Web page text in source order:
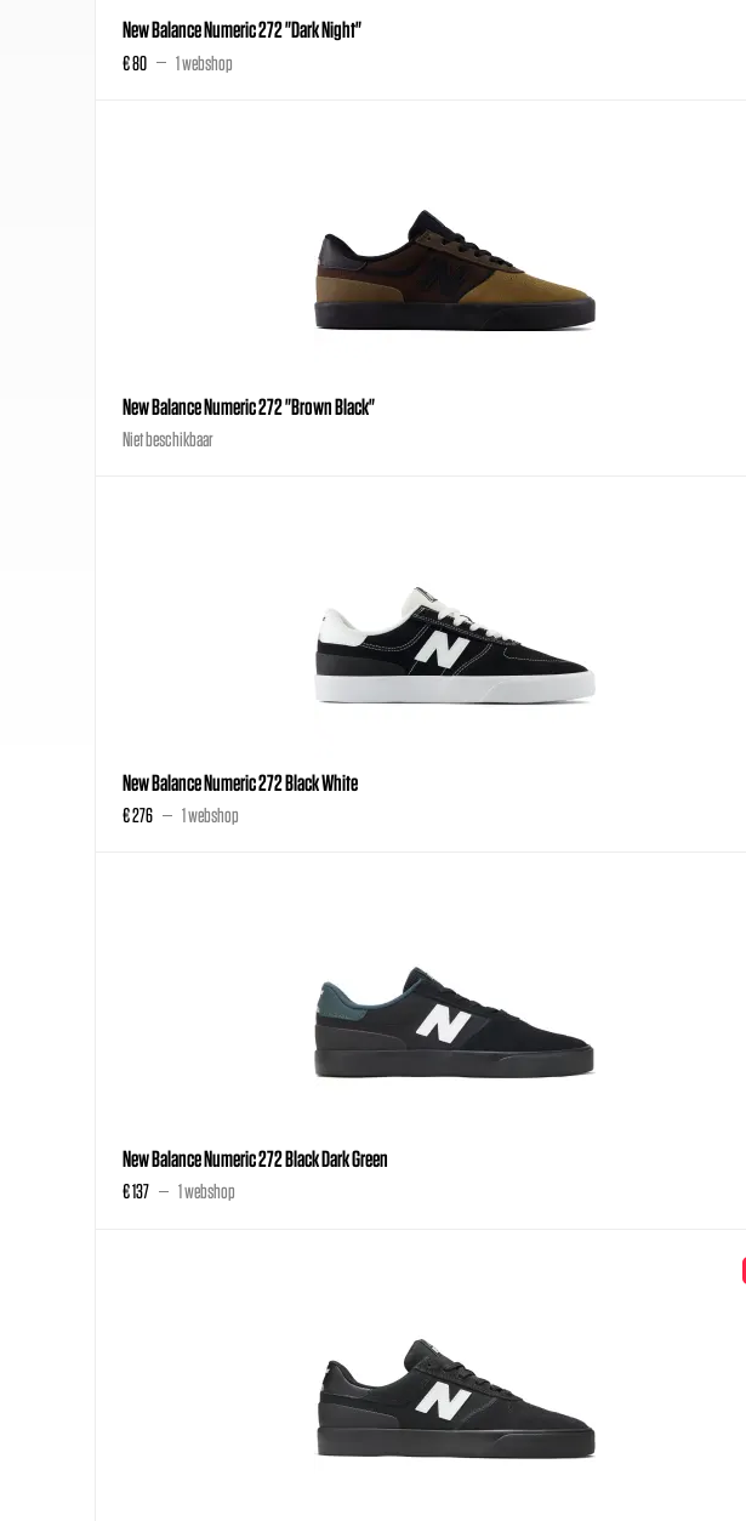
New Balance Numeric 272 "Dark Night"
€ 80 1 webshop
New Balance Numeric 272 "Brown Black"
Niet beschikbaar
New Balance Numeric 272 Black White
€ 276 1 webshop
New Balance Numeric 272 Black Dark Green
€ 137 1 webshop